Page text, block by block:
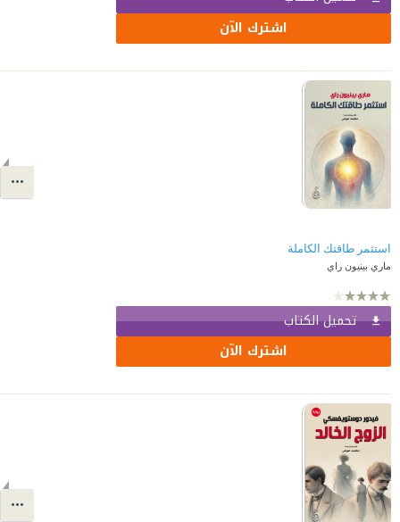
اشترك الآن
استثمر طاقتك الكاملة
ماري بينيون راي
تحميل الكتاب
اشترك الآن